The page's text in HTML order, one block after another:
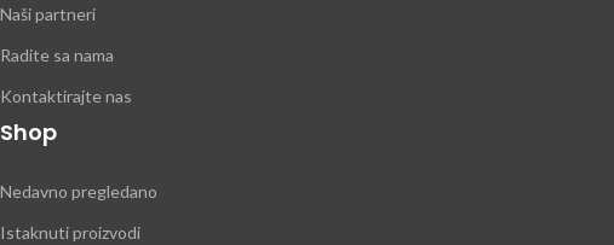
Naši partneri
Radite sa nama
Kontaktirajte nas
Shop
Nedavno pregledano
Istaknuti proizvodi